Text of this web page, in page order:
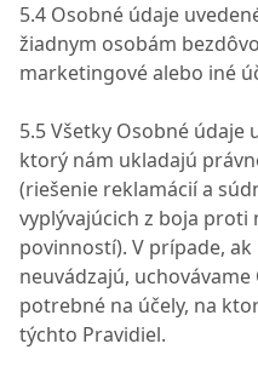
5.4 Osobné údaje
žiadnym osobám
marketingové alebo iné
5.5 Všetky Osobné údaje
ktorý nám ukladajú
(riešenie reklamácií a
vyplývajúcich z boja
povinností). V prípade,
neuvádzajú,
potrebné na účely, na
týchto Pravidiel.